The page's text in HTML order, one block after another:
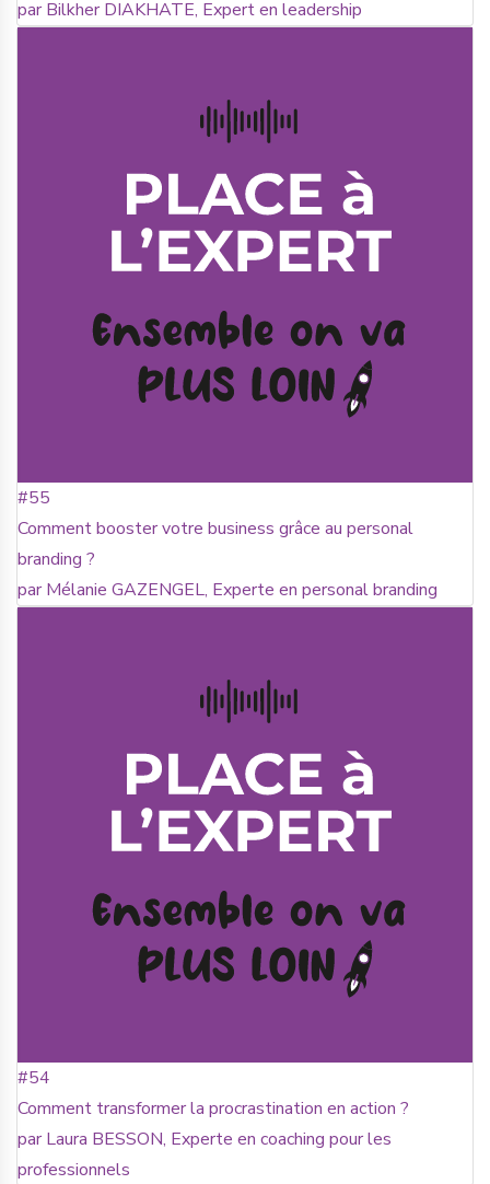
par Bilkher DIAKHATE, Expert en leadership
#55
Comment booster votre business grâce au personal
branding ?
par Mélanie GAZENGEL, Experte en personal branding
#54
Comment transformer la procrastination en action ?
par Laura BESSON, Experte en coaching pour les
professionnels